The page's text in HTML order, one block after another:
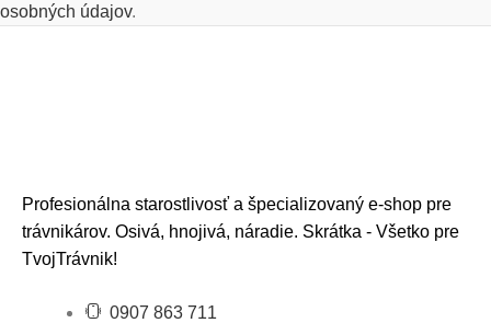
osobných údajov.
Profesionálna starostlivosť a špecializovaný e-shop pre
trávnikárov. Osivá, hnojivá, náradie. Skrátka - Všetko pre
TvojTrávnik!
0907 863 711